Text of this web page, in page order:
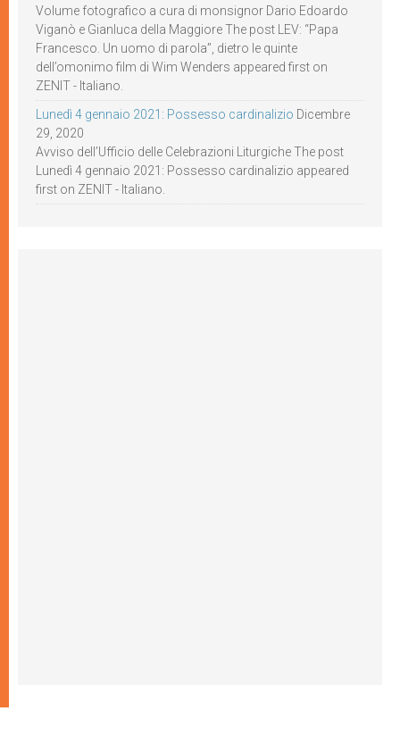
Volume fotografico a cura di monsignor Dario Edoardo
Viganò e Gianluca della Maggiore The post LEV: “Papa
Francesco. Un uomo di parola”, dietro le quinte
dell’omonimo film di Wim Wenders appeared first on
ZENIT - Italiano.
Lunedì 4 gennaio 2021: Possesso cardinalizio Dicembre
29, 2020
Avviso dell’Ufficio delle Celebrazioni Liturgiche The post
Lunedì 4 gennaio 2021: Possesso cardinalizio appeared
first on ZENIT - Italiano.